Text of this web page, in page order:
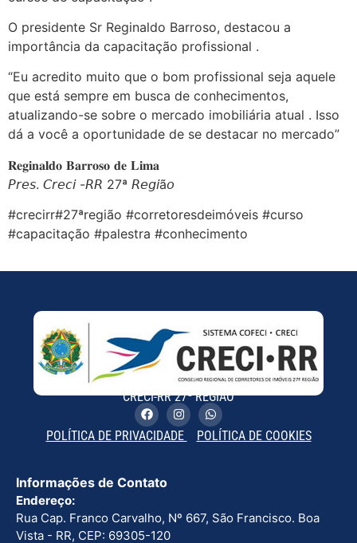
O presidente Sr Reginaldo Barroso, destacou a
importância da capacitação profissional .
“Eu acredito muito que o bom profissional seja aquele
que está sempre em busca de conhecimentos,
atualizando-se sobre o mercado imobiliária atual . Isso
dá a você a oportunidade de se destacar no mercado”
𝐑𝐞𝐠𝐢𝐧𝐚𝐥𝐝𝐨 𝐁𝐚𝐫𝐫𝐨𝐬𝐨 𝐝𝐞 𝐋𝐢𝐦𝐚
𝘗𝘳𝘦𝘴. 𝘊𝘳𝘦𝘤𝘪 -𝘙𝘙 27ª 𝘙𝘦𝘨𝘪ã𝘰
#crecirr#27ªregião #corretoresdeimóveis #curso
#capacitação #palestra #conhecimento
CRECI-RR 27ª REGIÃO
POLÍTICA DE PRIVACIDADE POLÍTICA DE COOKIES
Informações de Contato
Endereço:
Rua Cap. Franco Carvalho, Nº 667, São Francisco. Boa
Vista - RR, CEP: 69305-120